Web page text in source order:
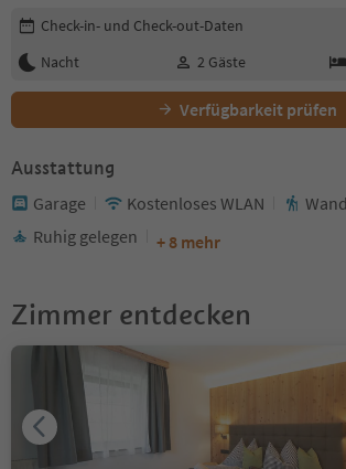
Buchungsdetails bearbeiten
Check-in- und Check-out-Daten
Nacht
2 Gäste
Verfügbarkeit prüfen
Ausstattung
Garage Kostenloses WLAN
Ruhig gelegen
+ 8 mehr
Zimmer entdecken